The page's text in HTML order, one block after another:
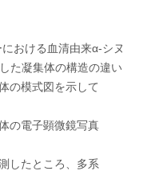
おける血清由来α-シヌ
た凝集体の構造の違い
の模式図を示して
の電子顕微鏡写真
したところ、多系